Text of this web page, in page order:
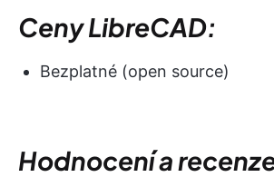
Ceny LibreCAD:
Bezplatné (open source)
Hodnocení a